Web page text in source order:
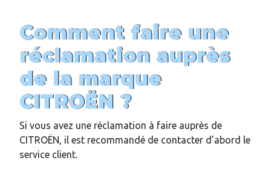
Comment faire une
réclamation auprès
de la marque
CITROËN ?
Si vous avez une réclamation à faire auprès de
CITROËN, il est recommandé de contacter d’abord le
service client.